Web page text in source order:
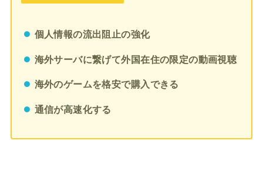
個人情報の流出阻止の強化
海外サーバに繋げて外国在住の限定の動画視聴
海外のゲームを格安で購入できる
通信が高速化する